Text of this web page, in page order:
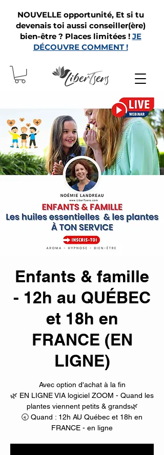
NOUVELLE opportunité, Et si tu
devenais toi aussi conseiller(ère)
bien-être ? Places limitées ! JE
DÉCOUVRE COMMENT !
Enfants & famille
- 12h au QUÉBEC
et 18h en
FRANCE (EN
LIGNE)
Avec option d'achat à la fin
🌿 EN LIGNE VIA logiciel ZOOM - Quand les
plantes viennent petits & grands🌿
🕣 Quand : 12h AU Québec et 18h en